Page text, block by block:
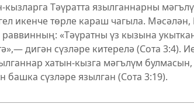
Тәүратта язылганнарны
икенче төрле караш чагыла.
«Тәүратны үз кызына
дигән сүзләре китерелә (Сота 3:4).
хатын-кызга мәгълүм
башка сүзләре язылган (Сота 3:19).